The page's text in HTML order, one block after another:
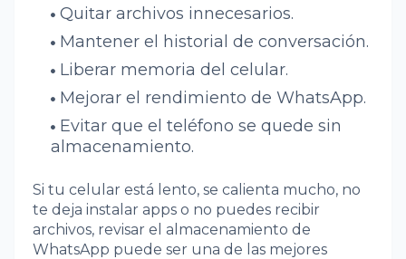
Quitar archivos innecesarios.
Mantener el historial de conversación.
Liberar memoria del celular.
Mejorar el rendimiento de WhatsApp.
Evitar que el teléfono se quede sin
almacenamiento.
Si tu celular está lento, se calienta mucho, no
te deja instalar apps o no puedes recibir
archivos, revisar el almacenamiento de
WhatsApp puede ser una de las mejores